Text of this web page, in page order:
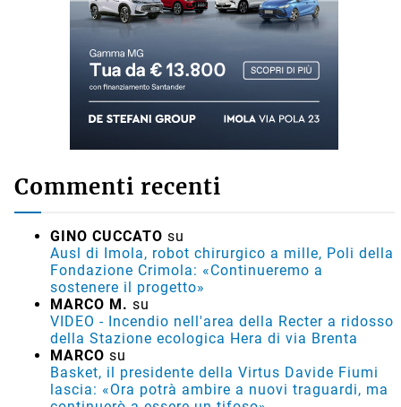
Commenti recenti
GINO CUCCATO su
Ausl di Imola, robot chirurgico a mille, Poli della
Fondazione Crimola: «Continueremo a
sostenere il progetto»
MARCO M. su
VIDEO - Incendio nell'area della Recter a ridosso
della Stazione ecologica Hera di via Brenta
MARCO su
Basket, il presidente della Virtus Davide Fiumi
lascia: «Ora potrà ambire a nuovi traguardi, ma